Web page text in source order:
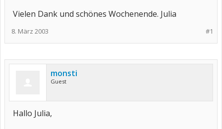
Vielen Dank und schönes Wochenende. Julia
#1
8. März 2003
monsti
Guest
Hallo Julia,